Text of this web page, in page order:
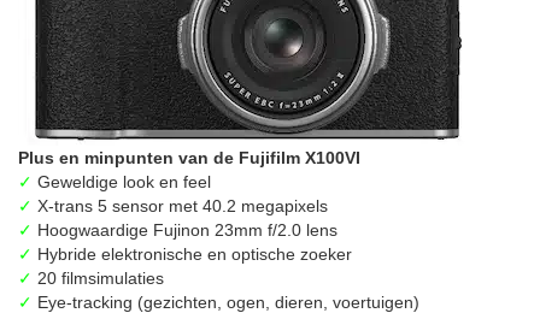
Plus en minpunten van de Fujifilm X100VI
✓ Geweldige look en feel
✓ X-trans 5 sensor met 40.2 megapixels
✓ Hoogwaardige Fujinon 23mm f/2.0 lens
✓ Hybride elektronische en optische zoeker
✓ 20 filmsimulaties
✓ Eye-tracking (gezichten, ogen, dieren, voertuigen)